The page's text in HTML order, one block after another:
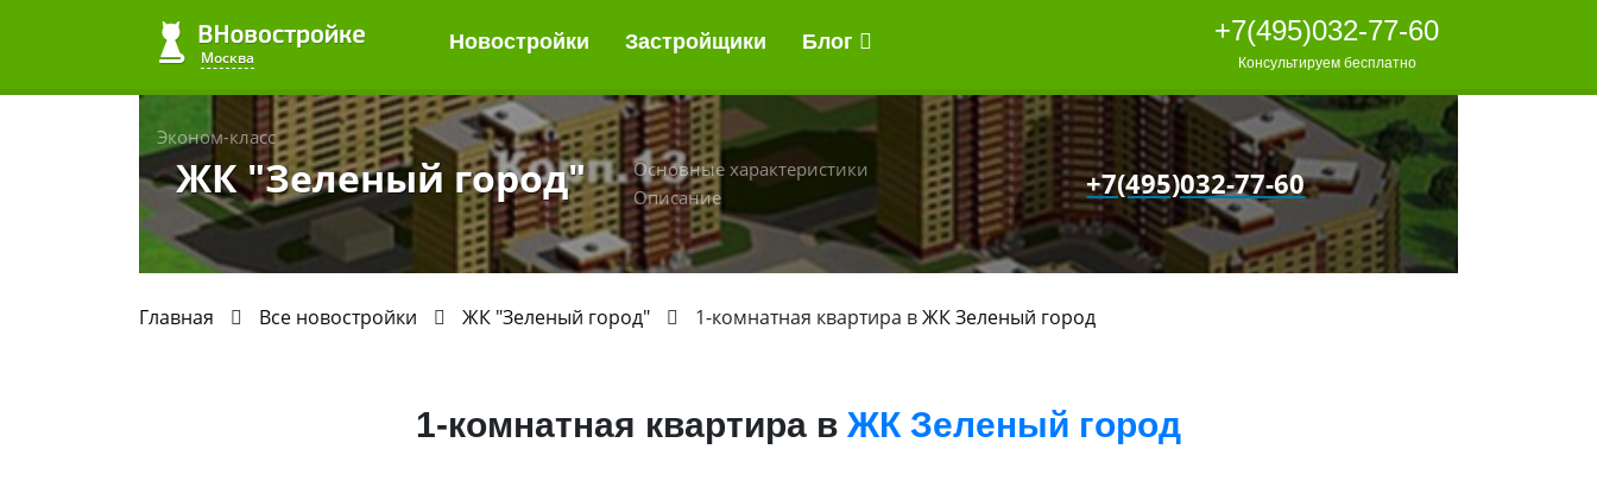
Москва
Новостройки Застройщики Блог +7(495)032-77-60
Консультируем бесплатно
Эконом-класс
ЖК "Зеленый город"
Основные характеристики
Описание
+7(495)032-77-60
Главная Все новостройки ЖК "Зеленый город" 1-комнатная квартира вЖК Зеленый город
1-комнатная квартира в ЖК Зеленый город